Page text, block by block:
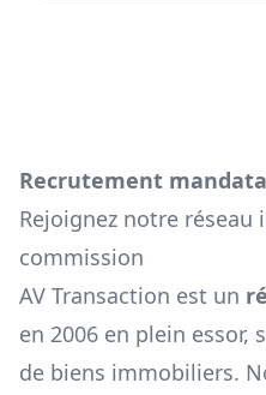
Recrutement
Rejoignez notre réseau
commission
AV Transaction est un
en 2006 en plein essor,
de biens immobiliers.